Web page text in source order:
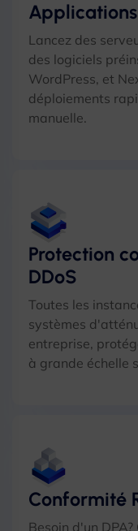
Lancez des
des logiciels
WordPress, et
déploiements
manuelle.
Protection
DDoS
Toutes les
systèmes
entreprise,
à grande échelle
Conformité
Besoin d'un